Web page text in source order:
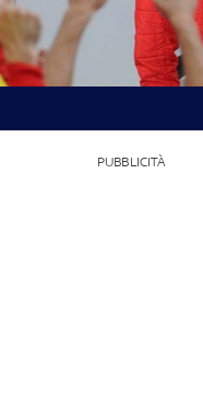
PUBBLICITÀ